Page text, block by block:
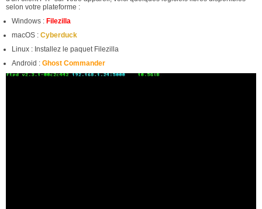
selon votre plateforme :
Windows : Filezilla
macOS : Cyberduck
Linux : Installez le paquet Filezilla
Android : Ghost Commander